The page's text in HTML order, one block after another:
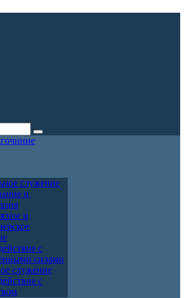
служение
и
и
с
силами
служение
с